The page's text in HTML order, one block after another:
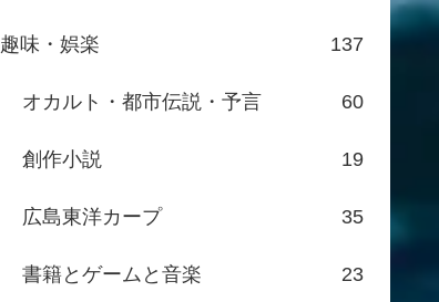
趣味・娯楽 137
オカルト・都市伝説・予言 60
創作小説 19
広島東洋カープ 35
書籍とゲームと音楽 23